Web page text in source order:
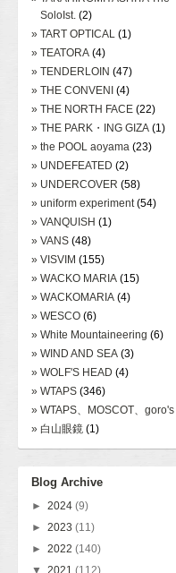
SoloIst. (2)
» TART OPTICAL (1)
» TEATORA (4)
» TENDERLOIN (47)
» THE CONVENI (4)
» THE NORTH FACE (22)
» THE PARK・ING GIZA (1)
» the POOL aoyama (23)
» UNDEFEATED (2)
» UNDERCOVER (58)
» uniform experiment (54)
» VANQUISH (1)
» VANS (48)
» VISVIM (155)
» WACKO MARIA (15)
» WACKOMARIA (4)
» WESCO (6)
» White Mountaineering (6)
» WIND AND SEA (3)
» WOLF'S HEAD (4)
» WTAPS (346)
» WTAPS、MOSCOT、goro's
» 白山眼鏡 (1)
Blog Archive
► 2024 (9)
► 2023 (11)
► 2022 (140)
▼ 2021 (112)